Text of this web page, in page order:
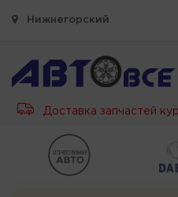
Нижнегорский
Доставка запчастей